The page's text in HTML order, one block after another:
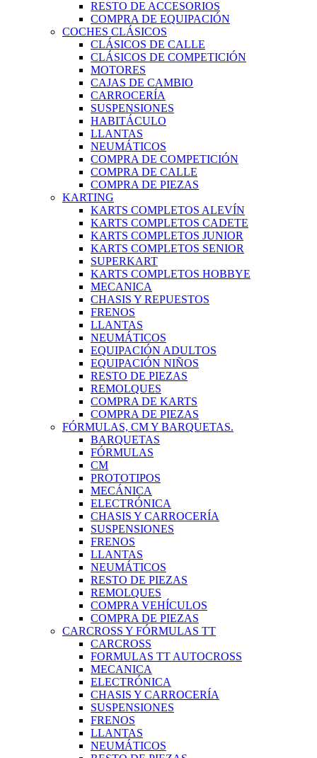
RESTO DE ACCESORIOS
COMPRA DE EQUIPACIÓN
COCHES CLÁSICOS
CLÁSICOS DE CALLE
CLÁSICOS DE COMPETICIÓN
MOTORES
CAJAS DE CAMBIO
CARROCERÍA
SUSPENSIONES
HABITÁCULO
LLANTAS
NEUMÁTICOS
COMPRA DE COMPETICIÓN
COMPRA DE CALLE
COMPRA DE PIEZAS
KARTING
KARTS COMPLETOS ALEVÍN
KARTS COMPLETOS CADETE
KARTS COMPLETOS JUNIOR
KARTS COMPLETOS SENIOR
SUPERKART
KARTS COMPLETOS HOBBYE
MECANICA
CHASIS Y REPUESTOS
FRENOS
LLANTAS
NEUMÁTICOS
EQUIPACIÓN ADULTOS
EQUIPACIÓN NIÑOS
RESTO DE PIEZAS
REMOLQUES
COMPRA DE KARTS
COMPRA DE PIEZAS
FÓRMULAS, CM Y BARQUETAS.
BARQUETAS
FÓRMULAS
CM
PROTOTIPOS
MECÁNICA
ELECTRÓNICA
CHASIS Y CARROCERÍA
SUSPENSIONES
FRENOS
LLANTAS
NEUMÁTICOS
RESTO DE PIEZAS
REMOLQUES
COMPRA VEHÍCULOS
COMPRA DE PIEZAS
CARCROSS Y FÓRMULAS TT
CARCROSS
FORMULAS TT AUTOCROSS
MECANICA
ELECTRÓNICA
CHASIS Y CARROCERÍA
SUSPENSIONES
FRENOS
LLANTAS
NEUMÁTICOS